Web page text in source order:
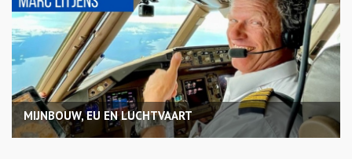
MIJNBOUW, EU EN LUCHTVAART